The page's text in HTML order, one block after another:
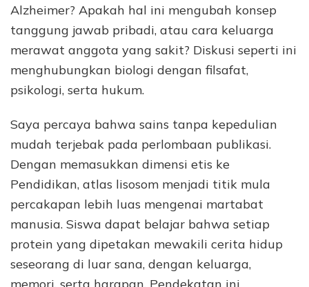
Alzheimer? Apakah hal ini mengubah konsep
tanggung jawab pribadi, atau cara keluarga
merawat anggota yang sakit? Diskusi seperti ini
menghubungkan biologi dengan filsafat,
psikologi, serta hukum.
Saya percaya bahwa sains tanpa kepedulian
mudah terjebak pada perlombaan publikasi.
Dengan memasukkan dimensi etis ke
Pendidikan, atlas lisosom menjadi titik mula
percakapan lebih luas mengenai martabat
manusia. Siswa dapat belajar bahwa setiap
protein yang dipetakan mewakili cerita hidup
seseorang di luar sana, dengan keluarga,
memori, serta harapan. Pendekatan ini